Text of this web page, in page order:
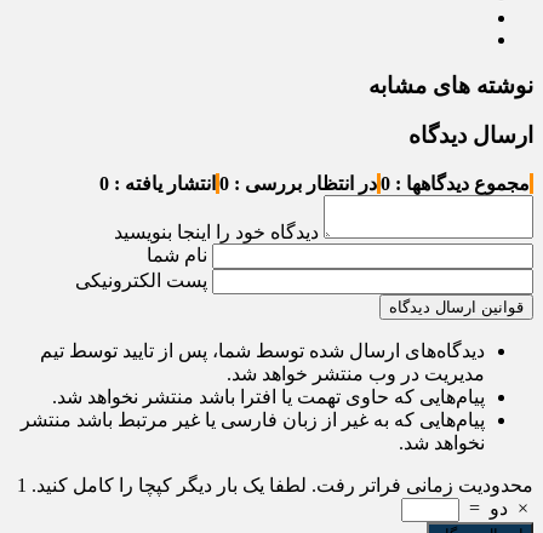
نوشته های مشابه
ارسال دیدگاه
مجموع دیدگاهها : 0 در انتظار بررسی : 0 انتشار یافته : 0
دیدگاه خود را اینجا بنویسید
نام شما
پست الکترونیکی
قوانین ارسال دیدگاه
دیدگاه‌های ارسال شده توسط شما، پس از تایید توسط تیم
مدیریت در وب منتشر خواهد شد.
پیام‌هایی که حاوی تهمت یا افترا باشد منتشر نخواهد شد.
پیام‌هایی که به غیر از زبان فارسی یا غیر مرتبط باشد منتشر
نخواهد شد.
محدودیت زمانی فراتر رفت. لطفا یک بار دیگر کپچا را کامل کنید. 1
× دو =